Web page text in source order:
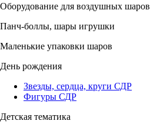
Оборудование для воздушных шаров
Панч-боллы, шары игрушки
Маленькие упаковки шаров
День рождения
Звезды, сердца, круги СДР
Фигуры СДР
Детская тематика